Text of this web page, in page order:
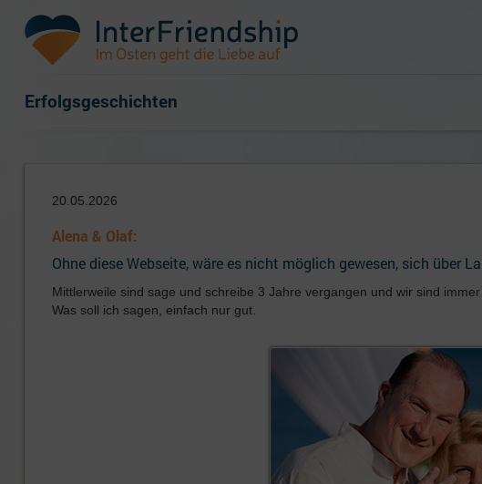
20.05.2026
Alena & Olaf:
Ohne diese Webseite, wäre es nicht möglich gewesen, sich über
Mittlerweile sind sage und schreibe 3 Jahre vergangen und wir sind
Was soll ich sagen, einfach nur gut.
Erfolgsgeschichten